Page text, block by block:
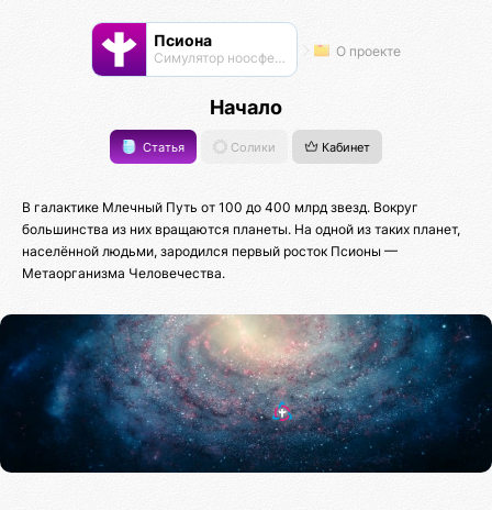
Псиона
Cимулятор ноосферы О проекте
Начало
Статья Солики Кабинет
В галактике Млечный Путь от 100 до 400 млрд звезд. Вокруг
большинства из них вращаются планеты. На одной из таких планет,
населённой людьми, зародился первый росток Псионы —
Метаорганизма Человечества.